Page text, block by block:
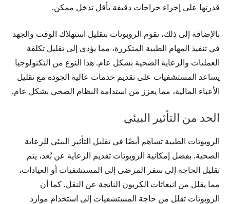
قدرتها على إجراء جراحات دقيقة بأقل تدخل ممكن.
بالإضافة إلى ذلك، تقوم الروبوتات بتقليل استهلاك الوقت والجهد
في تنفيذ المهام الطبية المتكررة، مما يؤدي إلى تقليل تكلفة
العمليات والرعاية الصحية بشكل عام. هذا النوع من التكنولوجيا
يساعد المستشفيات على تقديم خدمات عالية الجودة مع تقليل
الأعباء المالية، مما يعزز من استدامة النظام الصحي بشكل عام.
الحد من التأثير البيئي
الروبوتات الطبية تساهم أيضًا في تقليل التأثير البيئي للرعاية
الصحية. بفضل إمكانية الروبوتات تقديم الرعاية عن بُعد، يتم
تقليل الحاجة إلى سفر المرضى إلى المستشفيات أو العيادات،
مما يقلل من انبعاثات الكربون الناتجة عن النقل. كما أن
الروبوتات تقلل من حاجة المستشفيات إلى استخدام موارد